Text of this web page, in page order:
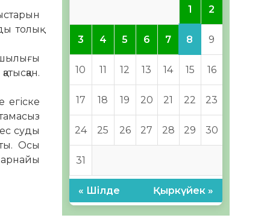
толық
егіске
суды
Осы
1 2
3 4 5 6 7 8 9
10 11 12 13 14 15 16
17 18 19 20 21 22 23
24 25 26 27 28 29 30
31
« Шілде Қыркүйек »